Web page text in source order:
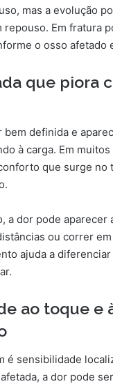
mas a evolução
repouso. Em fratura
o osso afetado
que piora
bem definida e
à carga. Em
que surge no
a dor pode aparecer
ou correr
ajuda a
ao toque e
é sensibilidade
a dor pode